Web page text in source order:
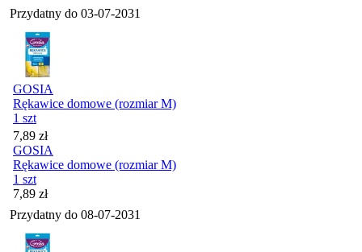
Przydatny do 03-07-2031
GOSIA
Rękawice domowe (rozmiar M)
1 szt
Cena
7,89 zł
GOSIA
Rękawice domowe (rozmiar M)
1 szt
Cena
7,89 zł
Przydatny do 08-07-2031